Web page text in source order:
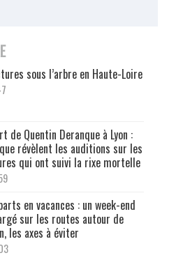
sous l’arbre en Haute-Loire
de Quentin Deranque à Lyon :
révèlent les auditions sur les
qui ont suivi la rixe mortelle
en vacances : un week-end
sur les routes autour de
les axes à éviter